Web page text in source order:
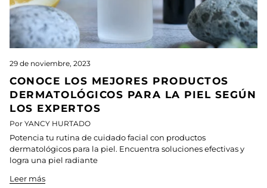
29 de noviembre, 2023
CONOCE LOS MEJORES PRODUCTOS
DERMATOLÓGICOS PARA LA PIEL SEGÚN
LOS EXPERTOS
Por YANCY HURTADO
Potencia tu rutina de cuidado facial con productos
dermatológicos para la piel. Encuentra soluciones efectivas y
logra una piel radiante
Leer más